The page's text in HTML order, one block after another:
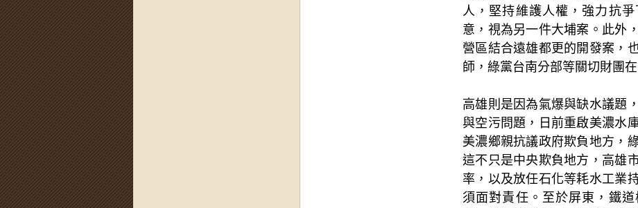
人，堅持維護人權，強力抗
意，視為另一件大埔案。此外
營區結合遠雄都更的開發案，
師，綠黨台南分部等關切財團
高雄則是因為氣爆與缺水議題
與空污問題，日前重啟美濃水
美濃鄉親抗議政府欺負地方，
這不只是中央欺負地方，高雄
率，以及放任石化等耗水工業
須面對責任。至於屏東，鐵